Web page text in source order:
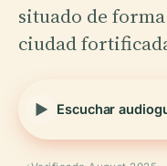
situado de
ciudad
Escuchar